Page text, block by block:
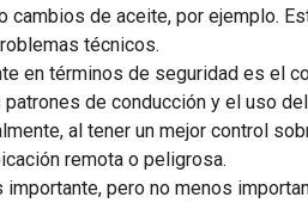
de aceite, por ejemplo.
técnicos.
en términos de seguridad es el
de conducción y el uso
al tener un mejor control
remota o peligrosa.
pero no menos